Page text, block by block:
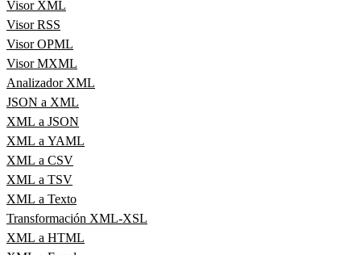
Visor XML
Visor RSS
Visor OPML
Visor MXML
Analizador XML
JSON a XML
XML a JSON
XML a YAML
XML a CSV
XML a TSV
XML a Texto
Transformación XML-XSL
XML a HTML